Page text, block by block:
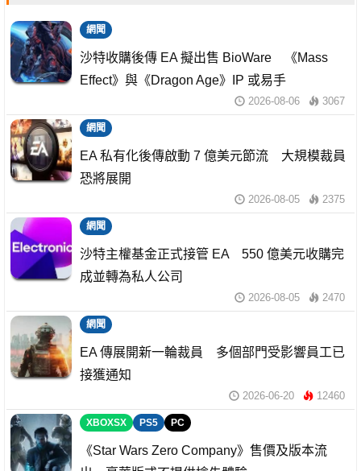
網聞
沙特收購後傳 EA 擬出售 BioWare 《Mass
Effect》與《Dragon Age》IP 或易手
2026-08-06 3067
網聞
EA 私有化後傳啟動 7 億美元節流 大規模裁員
恐將展開
2026-08-05 2375
網聞
沙特主權基金正式接管 EA 550 億美元收購完
成並轉為私人公司
2026-08-05 2470
網聞
EA 傳展開新一輪裁員 多個部門受影響員工已
接獲通知
2026-06-20 12460
XBOXSX PS5 PC
《Star Wars Zero Company》售價及版本流